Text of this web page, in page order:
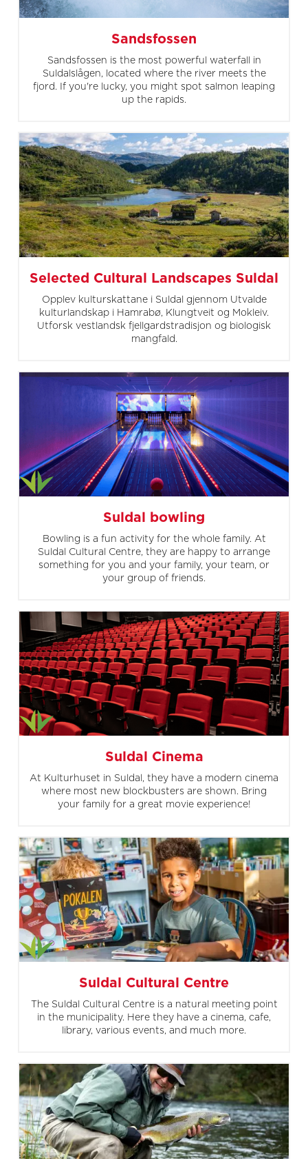
Sandsfossen
Sandsfossen is the most powerful waterfall in
Suldalslågen, located where the river meets the
fjord. If you're lucky, you might spot salmon leaping
up the rapids.
Selected Cultural Landscapes Suldal
Opplev kulturskattane i Suldal gjennom Utvalde
kulturlandskap i Hamrabø, Klungtveit og Mokleiv.
Utforsk vestlandsk fjellgardstradisjon og biologisk
mangfald.
Suldal bowling
Bowling is a fun activity for the whole family. At
Suldal Cultural Centre, they are happy to arrange
something for you and your family, your team, or
your group of friends.
Suldal Cinema
At Kulturhuset in Suldal, they have a modern cinema
where most new blockbusters are shown. Bring
your family for a great movie experience!
Suldal Cultural Centre
The Suldal Cultural Centre is a natural meeting point
in the municipality. Here they have a cinema, cafe,
library, various events, and much more.